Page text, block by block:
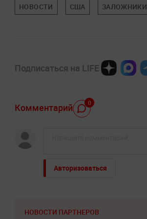
НОВОСТИ США ЗАЛОЖНИКИ
Подписаться на LIFE
Комментарий 0
Авторизоваться
НОВОСТИ ПАРТНЕРОВ